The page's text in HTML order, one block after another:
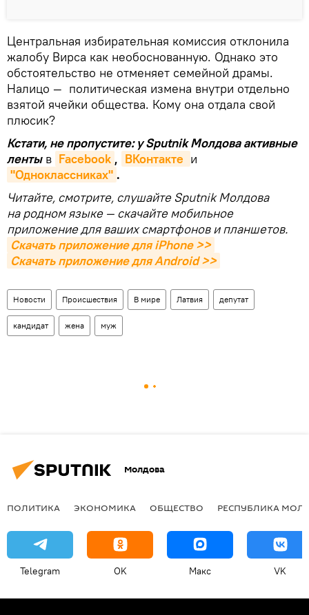
Центральная избирательная комиссия отклонила
жалобу Вирса как необоснованную. Однако это
обстоятельство не отменяет семейной драмы.
Налицо — политическая измена внутри отдельно
взятой ячейки общества. Кому она отдала свой
плюсик?
Кстати, не пропустите: у Sputnik Молдова активные
ленты в Facebook , ВКонтакте и
"Одноклассниках" .
Читайте, смотрите, слушайте Sputnik Молдова
на родном языке — скачайте мобильное
приложение для ваших смартфонов и планшетов.
Скачать приложение для iPhone >>
Скачать приложение для Android >>
Новости Происшествия В мире Латвия депутат
кандидат жена муж
Молдова
ПОЛИТИКА ЭКОНОМИКА ОБЩЕСТВО РЕСПУБЛИКА
Telegram OK Макс VK